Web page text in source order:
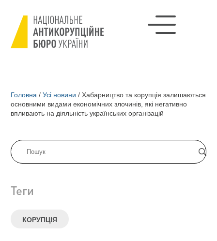
Головна / Усі новини / Хабарництво та корупція залишаються
основними видами економічних злочинів, які негативно
впливають на діяльність українських організацій
Теги
КОРУПЦІЯ